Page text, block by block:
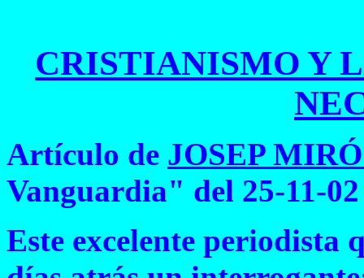
CRISTIANISMO Y
Artículo de JOSEP
Vanguardia" del 25-11-02
Este excelente periodista